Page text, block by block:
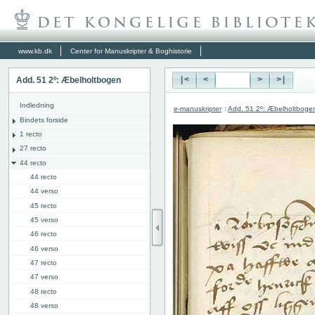
www.kb.dk Center for Manuskripter & Boghistorie
Add. 51 2º: Æbelholtbogen
Indledning
Bindets forside
1 recto
27 recto
44 recto
44 recto
44 verso
45 recto
45 verso
46 recto
46 verso
47 recto
47 verso
48 recto
48 verso
|< < > >|
e-manuskripter : Add. 51 2º: